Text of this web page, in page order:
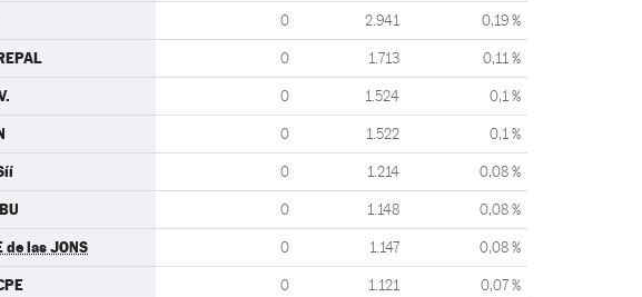
0 2.941 0,19 %
0 1.713 0,11 %
0 1.524 0,1 %
0 1.522 0,1 %
0 1.214 0,08 %
0 1.148 0,08 %
de las JONS 0 1.147 0,08 %
0 1.121 0,07 %